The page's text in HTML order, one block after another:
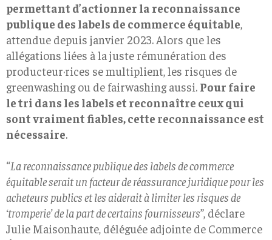
permettant d’actionner la reconnaissance
publique des labels de commerce équitable,
attendue depuis janvier 2023. Alors que les
allégations liées à la juste rémunération des
producteur·rices se multiplient, les risques de
greenwashing ou de fairwashing aussi. Pour faire
le tri dans les labels et reconnaître ceux qui
sont vraiment fiables, cette reconnaissance est
nécessaire.
“La reconnaissance publique des labels de commerce
équitable serait un facteur de réassurance juridique pour les
acheteurs publics et les aiderait à limiter les risques de
‘tromperie’ de la part de certains fournisseurs”, déclare
Julie Maisonhaute, déléguée adjointe de Commerce